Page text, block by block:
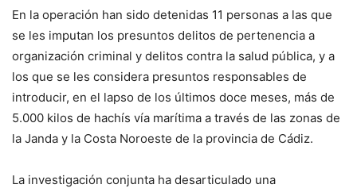
En la operación han sido detenidas 11 personas a las que
se les imputan los presuntos delitos de pertenencia a
organización criminal y delitos contra la salud pública, y a
los que se les considera presuntos responsables de
introducir, en el lapso de los últimos doce meses, más de
5.000 kilos de hachís vía marítima a través de las zonas de
la Janda y la Costa Noroeste de la provincia de Cádiz.
La investigación conjunta ha desarticulado una